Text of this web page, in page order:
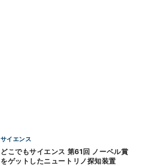
サイエンス
どこでもサイエンス 第61回 ノーベル賞
をゲットしたニュートリノ探知装置